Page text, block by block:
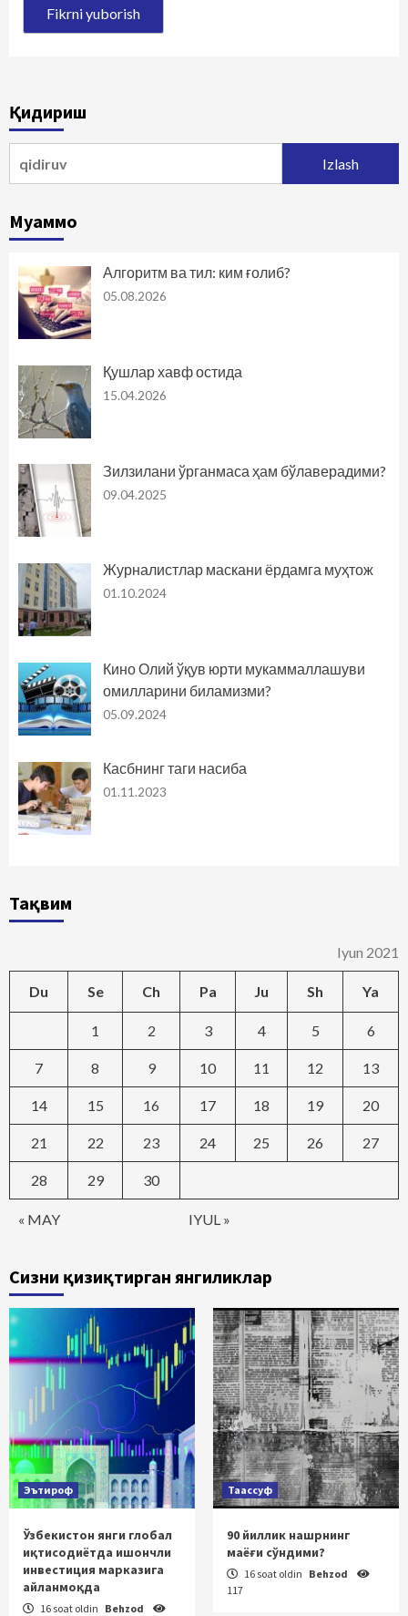
Қидириш
Муаммо
Алгоритм ва тил: ким ғолиб?
05.08.2026
Қушлар хавф остида
15.04.2026
Зилзилани ўрганмаса ҳам бўлаверадими?
09.04.2025
Журналистлар маскани ёрдамга муҳтож
01.10.2024
Кино Олий ўқув юрти мукаммаллашуви
омилларини биламизми?
05.09.2024
Касбнинг таги насиба
01.11.2023
Тақвим
Iyun 2021
Du Se Ch Pa Ju Sh Ya
« MAY IYUL »
1 2 3 4 5 6
7 8 9 10 11 12 13
14 15 16 17 18 19 20
21 22 23 24 25 26 27
28 29 30
Сизни қизиқтирган янгиликлар
Эътироф
Ўзбекистон янги глобал
иқтисодиётда ишончли
инвестиция марказига
айланмоқда
16 soat oldin Behzod
Таассуф
90 йиллик нашрнинг
маёғи сўндими?
16 soat oldin Behzod
117